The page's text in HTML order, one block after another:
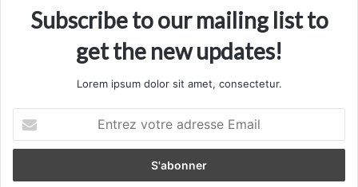
Subscribe to our mailing list to
get the new updates!
Lorem ipsum dolor sit amet, consectetur.
votre
adresse